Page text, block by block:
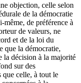
objection, celle selon
de la démocratie
de préférence à
de valeurs, ne
et de la loi du
que la démocratie,
la décision à la majorité
sur des
celle, à tout le